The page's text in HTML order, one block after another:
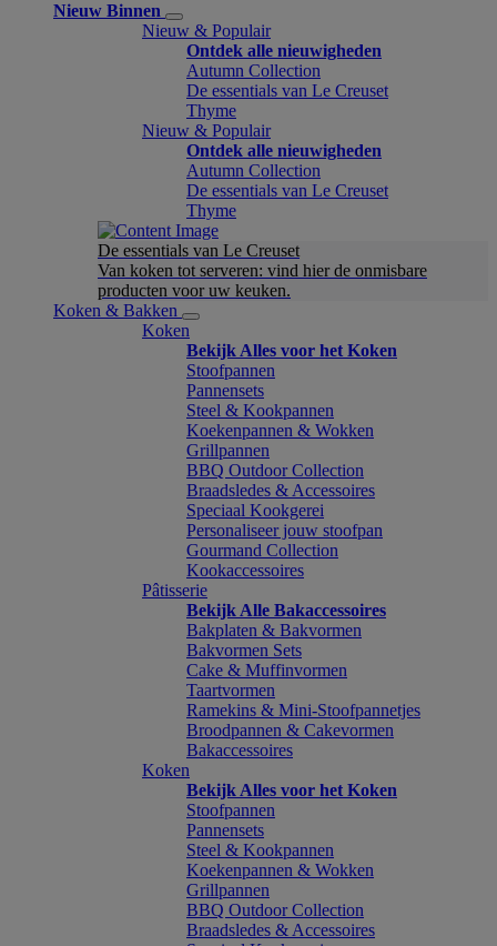
Nieuw Binnen
Nieuw & Populair
Ontdek alle nieuwigheden
Autumn Collection
De essentials van Le Creuset
Thyme
Nieuw & Populair
Ontdek alle nieuwigheden
Autumn Collection
De essentials van Le Creuset
Thyme
De essentials van Le Creuset
Van koken tot serveren: vind hier de onmisbare
producten voor uw keuken.
Koken & Bakken
Koken
Bekijk Alles voor het Koken
Stoofpannen
Pannensets
Steel & Kookpannen
Koekenpannen & Wokken
Grillpannen
BBQ Outdoor Collection
Braadsledes & Accessoires
Speciaal Kookgerei
Personaliseer jouw stoofpan
Gourmand Collection
Kookaccessoires
Pâtisserie
Bekijk Alle Bakaccessoires
Bakplaten & Bakvormen
Bakvormen Sets
Cake & Muffinvormen
Taartvormen
Ramekins & Mini-Stoofpannetjes
Broodpannen & Cakevormen
Bakaccessoires
Koken
Bekijk Alles voor het Koken
Stoofpannen
Pannensets
Steel & Kookpannen
Koekenpannen & Wokken
Grillpannen
BBQ Outdoor Collection
Braadsledes & Accessoires